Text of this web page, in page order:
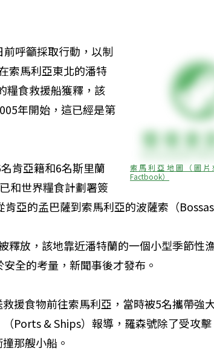
索馬利亞地圖（圖片
Factbook）
呼籲採取行動，以制
索馬利亞東北的潘特
糧食救援船獲釋，該
年開始，這已經是第
肯亞籍和6名斯里蘭
和世界糧食計劃署簽
亞的孟巴薩到索馬利亞的波薩索（
釋放，該地靠近潘特蘭的一個小型季節性
全的考量，新聞事後才發布。
援食物前往索馬利亞，當時被5名攜帶強
Ports & Ships）報導，羅森號除了受攻
那艘小船。